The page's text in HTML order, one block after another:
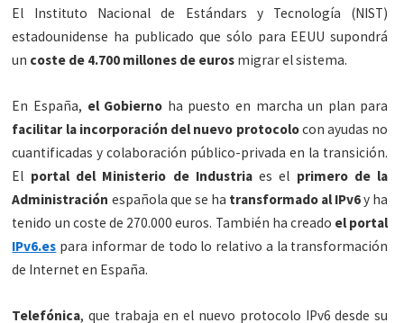
El Instituto Nacional de Estándars y Tecnología (NIST)
estadounidense ha publicado que sólo para EEUU supondrá
un coste de 4.700 millones de euros migrar el sistema.
En España, el Gobierno ha puesto en marcha un plan para
facilitar la incorporación del nuevo protocolocon ayudas no
cuantificadas y colaboración público-privada en la transición.
El portal del Ministerio de Industriaes el primero de la
Administración española que se ha transformado al IPv6y ha
tenido un coste de 270.000 euros. También ha creado el portal
IPv6.es para informar de todo lo relativo a la transformación
de Internet en España.
Telefónica, que trabaja en el nuevo protocolo IPv6 desde su